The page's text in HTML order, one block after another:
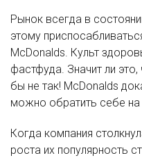
Рынок всегда в
этому
McDonalds. Культ
фастфуда. Значит ли
бы не так! McDonalds
можно обратить себе на
Когда компания
роста их популярность